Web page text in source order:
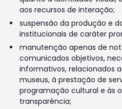
aos recursos de interação;
suspensão da produção e
institucionais de caráter
manutenção apenas de
comunicados objetivos,
informativos, relacionados
museus, à prestação de
programação cultural e às
transparência;